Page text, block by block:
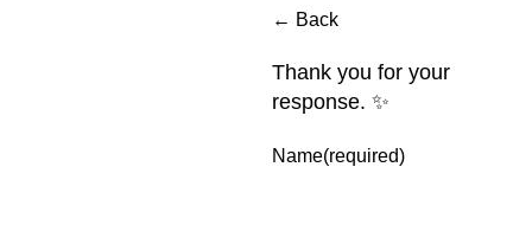
← Back
Thank you for your
response. ✨
Name(required)